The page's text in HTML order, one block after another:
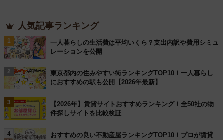
人気記事ランキング
1
一人暮らしの生活費は平均いくら？支出内訳や費用シミュ
レーションを公開
2
東京都内の住みやすい街ランキングTOP10！一人暮らし
におすすめの駅も公開【2026年最新】
3
【2026年】賃貸サイトおすすめランキング！全50社の物
件探しサイトを比較検証
4
おすすめの良い不動産屋ランキングTOP10！プロが賃貸